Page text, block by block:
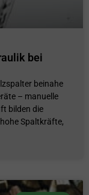
bei
beinahe
– manuelle
bilden die
Spaltkräfte,